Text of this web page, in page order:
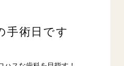
手術日です